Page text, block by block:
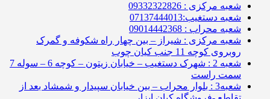
شعبه مرکزی : 09332322826
شعبه دستغیب:07137444013
شعبه محراب : 09014442368
شعبه مرکزی : شیراز – بین چهار راه شکوفه و گمرک
روبروی کوچه 11 جنب کیان چوب
شعبه 2 : شهرک دستغیب – خیابان زیتون – کوچه 6 – سوله 7
سمت راست
شعبه3 : بلوار محراب – بین خیابان سپیدار و شمشاد بعد از